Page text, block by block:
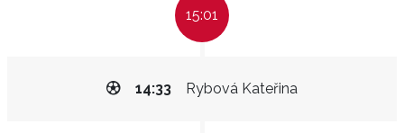
15:01
Rybová Kateřina
14:33